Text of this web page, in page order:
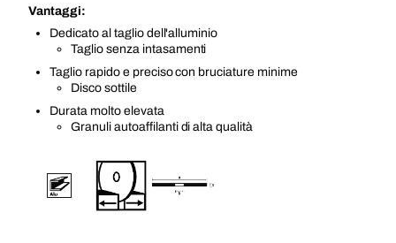
Vantaggi:
Dedicato al taglio dell'alluminio
Taglio senza intasamenti
Taglio rapido e preciso con bruciature minime
Disco sottile
Durata molto elevata
Granuli autoaffilanti di alta qualità